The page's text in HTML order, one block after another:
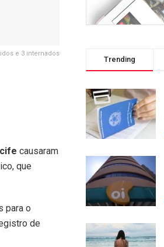
e 3 internados
causaram
que
para o
de
Trending